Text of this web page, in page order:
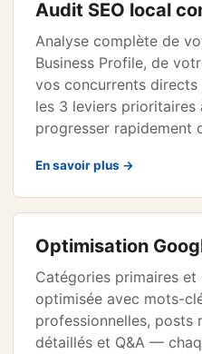
Audit SEO local
Analyse complète de
Business Profile, de
vos concurrents
les 3 leviers prioritaires
progresser rapidement
En savoir plus →
Optimisation
Catégories primaires
optimisée avec mots-
professionnelles, posts
détaillés et Q&A —